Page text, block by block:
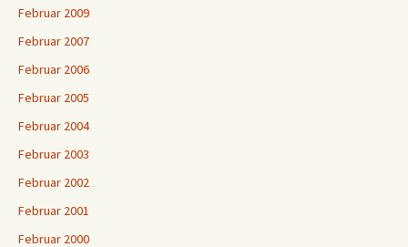
Februar 2009
Februar 2007
Februar 2006
Februar 2005
Februar 2004
Februar 2003
Februar 2002
Februar 2001
Februar 2000